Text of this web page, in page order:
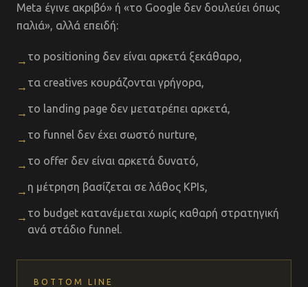
Meta έγινε ακριβό» ή «το Google δεν δουλεύει όπως
παλιά», αλλά επειδή:
→ το positioning δεν είναι αρκετά ξεκάθαρο,
→ τα creatives κουράζονται γρήγορα,
→ το landing page δεν μετατρέπει αρκετά,
→ το funnel δεν έχει σωστό nurture,
→ το offer δεν είναι αρκετά δυνατό,
→ η μέτρηση βασίζεται σε λάθος KPIs,
→ το budget κατανέμεται χωρίς καθαρή στρατηγική
ανά στάδιο funnel.
BOTTOM LINE